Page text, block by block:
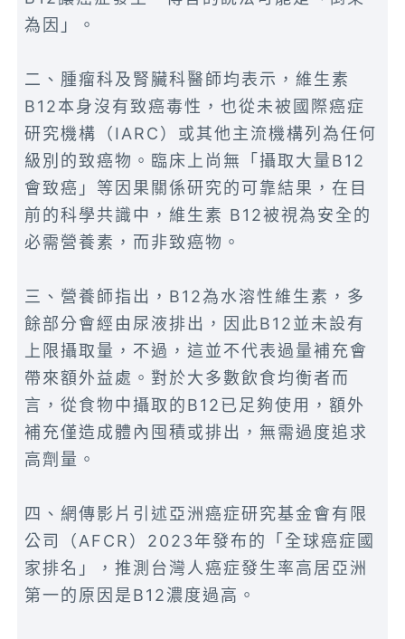
為因」。
二、腫瘤科及腎臟科醫師均表示，維生素
B12本身沒有致癌毒性，也從未被國際癌症
研究機構（IARC）或其他主流機構列為任何
級別的致癌物。臨床上尚無「攝取大量B12
會致癌」等因果關係研究的可靠結果，在目
前的科學共識中，維生素 B12被視為安全的
必需營養素，而非致癌物。
三、營養師指出，B12為水溶性維生素，多
餘部分會經由尿液排出，因此B12並未設有
上限攝取量，不過，這並不代表過量補充會
帶來額外益處。對於大多數飲食均衡者而
言，從食物中攝取的B12已足夠使用，額外
補充僅造成體內囤積或排出，無需過度追求
高劑量。
四、網傳影片引述亞洲癌症研究基金會有限
公司（AFCR）2023年發布的「全球癌症國
家排名」，推測台灣人癌症發生率高居亞洲
第一的原因是B12濃度過高。